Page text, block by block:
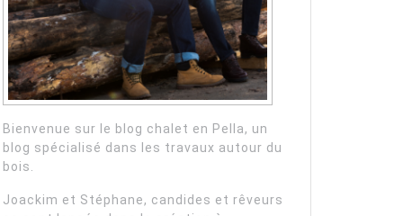
Bienvenue sur le blog chalet en Pella, un
blog spécialisé dans les travaux autour du
bois.
Joackim et Stéphane, candides et rêveurs